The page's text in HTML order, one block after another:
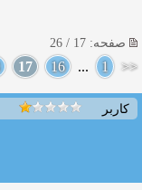
صفحه: 17 / 26
<<
1
...
16
17
کاربر